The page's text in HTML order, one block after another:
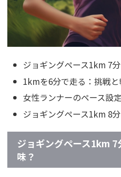
ジョギングペース1km 7
1kmを6分で走る：挑戦と
女性ランナーのペース設定
ジョギングペース1km 8
ジョギングペース1km
味？